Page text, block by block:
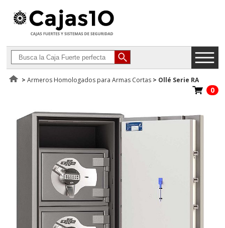
>Armeros Homologados para Armas Cortas > Ollé Serie RA
0